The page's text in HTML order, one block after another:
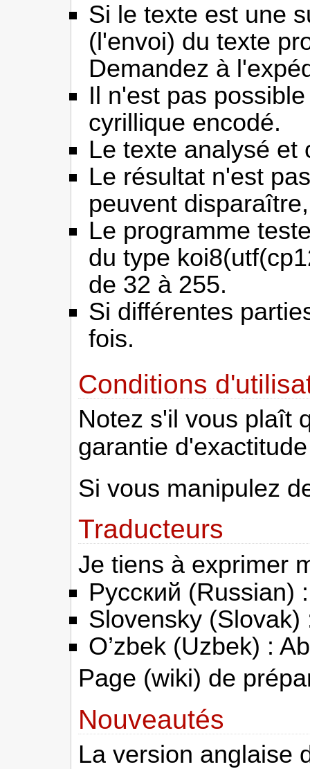
Si le texte est une
(l'envoi) du texte
Demandez à
Il n'est pas
cyrillique encodé.
Le texte analysé et
Le résultat n'est
peuvent
Le programme
du type
de 32 à 255.
Si différentes
fois.
Conditions
Notez s'il vous plaît
garantie
Si vous manipulez
Traducteurs
Je tiens à exprimer
Русский (Russian)
Slovensky
O’zbek (Uzbek) :
Page (wiki) de
Nouveautés
La version anglaise